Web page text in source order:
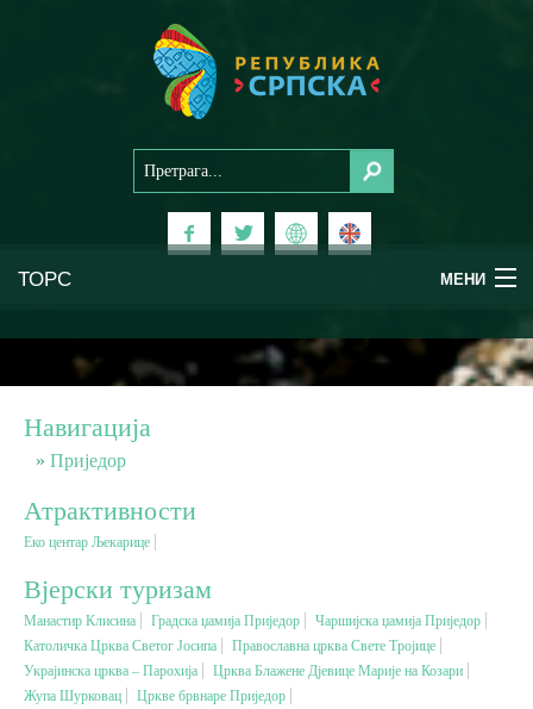
ТОРС МЕНИ
Планински туризам
Бањски туризам
Вјерски туризам
Авантура
Навигација
Приједор
Атрактивности
Еко центар Љекарице
Вјерски туризам
Манастир Клисина Градска џамија Приједор
Чаршијска џамија Приједор
Католичка Црква Светог Јосипа
Православна црква Свете Тројице
Украјинска црква – Парохија
Црква Блажене Дјевице Марије на Козари
Жупа Шурковац
Цркве брвнаре Приједор